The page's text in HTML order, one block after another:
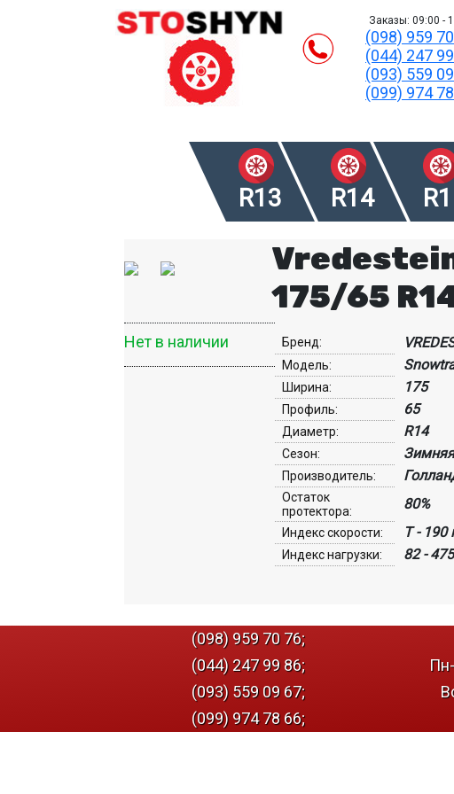
Заказы: 09:00 -
(098) 959
(044) 247
(093) 559
(099) 974
R13 R14
175/65
Нет в наличии Бренд:
Модель:
Ширина: 175
Профиль: 65
Диаметр: R14
Сезон: Зимняя
Производитель:
Остаток
протектора:
80%
Индекс скорости: T -
Индекс нагрузки: 82 -
(098) 959 70 76;
(044) 247 99 86;
(093) 559 09 67;
(099) 974 78 66;